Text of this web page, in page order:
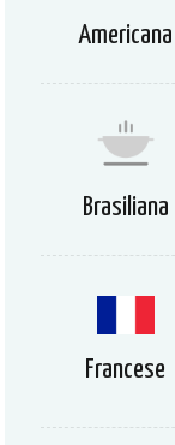
Americana
Brasiliana
Francese